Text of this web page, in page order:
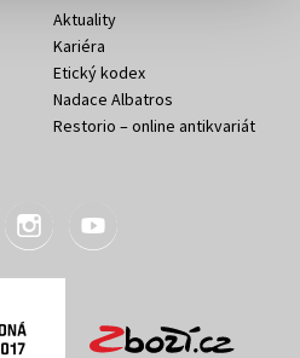
Aktuality
Kariéra
Etický kodex
Nadace Albatros
Restorio – online antikvariát